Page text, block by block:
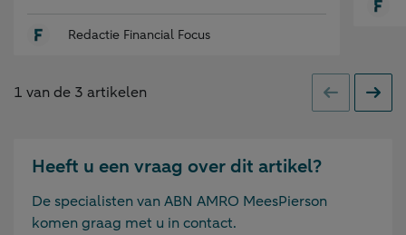
Redactie Financial Focus
1 van de 3 artikelen Vorige
Heeft u een vraag over dit artikel?
De specialisten van ABN AMRO MeesPierson
komen graag met u in contact.